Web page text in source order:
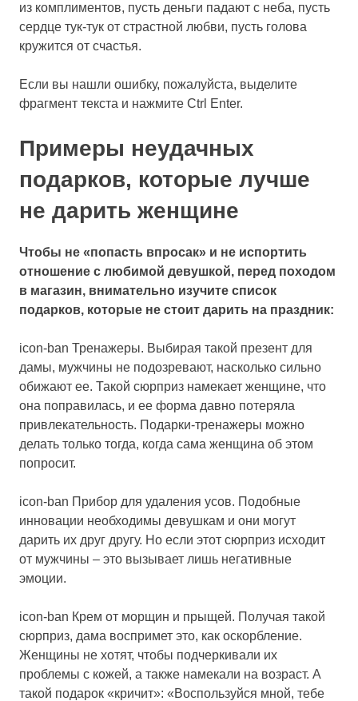
из комплиментов, пусть деньги падают с неба, пусть
сердце тук-тук от страстной любви, пусть голова
кружится от счастья.
Если вы нашли ошибку, пожалуйста, выделите
фрагмент текста и нажмите Ctrl Enter.
Примеры неудачных
подарков, которые лучше
не дарить женщине
Чтобы не «попасть впросак» и не испортить
отношение с любимой девушкой, перед походом
в магазин, внимательно изучите список
подарков, которые не стоит дарить на праздник:
icon-ban Тренажеры. Выбирая такой презент для
дамы, мужчины не подозревают, насколько сильно
обижают ее. Такой сюрприз намекает женщине, что
она поправилась, и ее форма давно потеряла
привлекательность. Подарки-тренажеры можно
делать только тогда, когда сама женщина об этом
попросит.
icon-ban Прибор для удаления усов. Подобные
инновации необходимы девушкам и они могут
дарить их друг другу. Но если этот сюрприз исходит
от мужчины – это вызывает лишь негативные
эмоции.
icon-ban Крем от морщин и прыщей. Получая такой
сюрприз, дама воспримет это, как оскорбление.
Женщины не хотят, чтобы подчеркивали их
проблемы с кожей, а также намекали на возраст. А
такой подарок «кричит»: «Воспользуйся мной, тебе